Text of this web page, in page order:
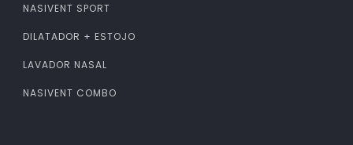
NASIVENT SPORT
DILATADOR + ESTOJO
LAVADOR NASAL
NASIVENT COMBO